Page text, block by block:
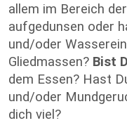
allem im Bereich
aufgedunsen oder
und/oder
Gliedmassen? Bist
dem Essen? Hast
und/oder
dich viel?